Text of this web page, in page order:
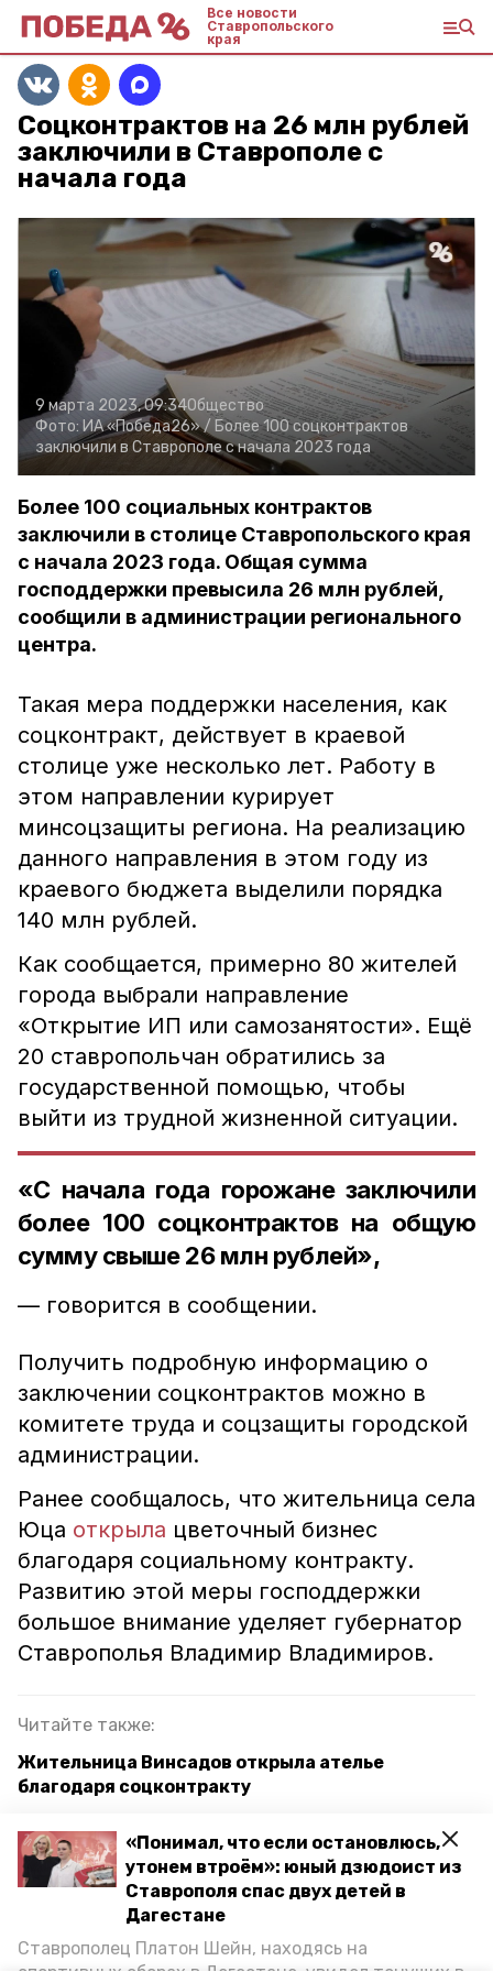
«Понимал, что если остановлюсь,
утонем втроём»: юный дзюдоист из
Ставрополя спас двух детей в
Дагестане
Ставрополец Платон Шейн, находясь на
Все новости
Ставропольского
края
Соцконтрактов на 26 млн рублей
заключили в Ставрополе с
начала года
9 марта 2023, 09:34Общество
Фото: ИА «Победа26» / Более 100 соцконтрактов
заключили в Ставрополе с начала 2023 года
Более 100 социальных контрактов
заключили в столице Ставропольского края
с начала 2023 года. Общая сумма
господдержки превысила 26 млн рублей,
сообщили в администрации регионального
центра.
Такая мера поддержки населения, как
соцконтракт, действует в краевой
столице уже несколько лет. Работу в
этом направлении курирует
минсоцзащиты региона. На реализацию
данного направления в этом году из
краевого бюджета выделили порядка
140 млн рублей.
Как сообщается, примерно 80 жителей
города выбрали направление
«Открытие ИП или самозанятости». Ещё
20 ставропольчан обратились за
государственной помощью, чтобы
выйти из трудной жизненной ситуации.
«С начала года горожане заключили
более 100 соцконтрактов на общую
сумму свыше 26 млн рублей»,
— говорится в сообщении.
Получить подробную информацию о
заключении соцконтрактов можно в
комитете труда и соцзащиты городской
администрации.
Ранее сообщалось, что жительница села
Юца открыла цветочный бизнес
благодаря социальному контракту.
Развитию этой меры господдержки
большое внимание уделяет губернатор
Ставрополья Владимир Владимиров.
Читайте также:
Жительница Винсадов открыла ателье
благодаря соцконтракту
Отец 11 детей открыл на Ставрополье
собственный столярный бизнес благодаря
соцконтракту
Многодетная мать из ставропольского посёлка
открыла бизнес благодаря соцконтракту